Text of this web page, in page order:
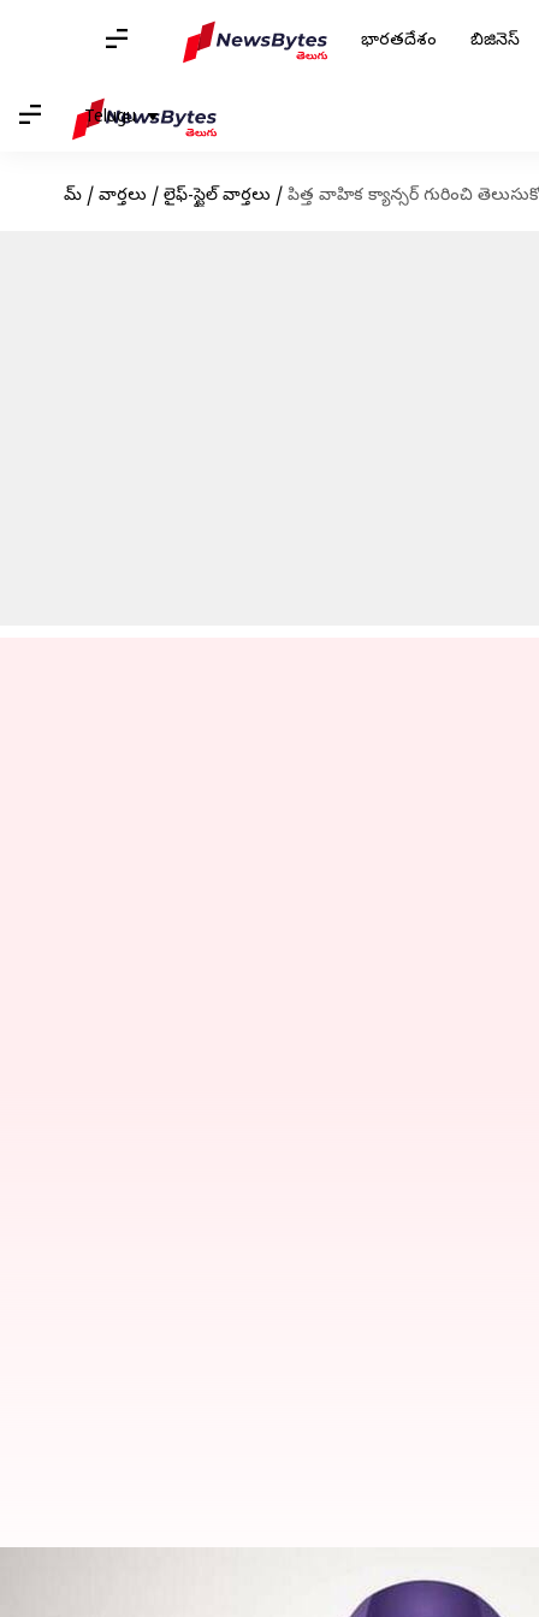
భారతదేశం బిజినెస్
Telugu
హోమ్ / వార్తలు / లైఫ్-స్టైల్ వార్తలు / పిత్త వాహిక క్యాన్సర్ గురించి
పిత్త వాహిక క్యాన్సర్ గురించి